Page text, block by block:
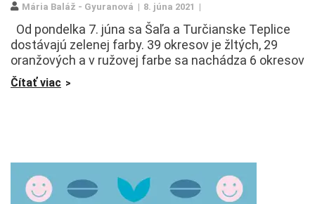
Mária Baláž - Gyuranová 8. júna 2021
Od pondelka 7. júna sa Šaľa a Turčianske Teplice
dostávajú zelenej farby. 39 okresov je žltých, 29
oranžových a v ružovej farbe sa nachádza 6 okresov
Čítať viac